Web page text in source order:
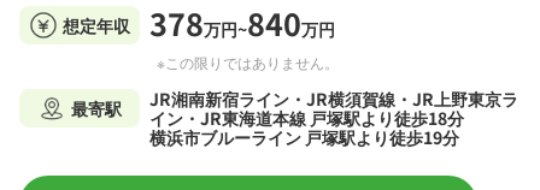
想定年収 378万円~840万円
※この限りではありません。
最寄駅
JR湘南新宿ライン・JR横須賀線・JR上野東京ラ
イン・JR東海道本線 戸塚駅より徒歩18分
横浜市ブルーライン 戸塚駅より徒歩19分